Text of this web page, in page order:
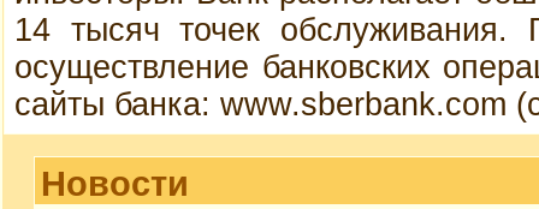
14 тысяч точек обслуживания.
осуществление банковских
сайты банка: www.sberbank.com
Новости